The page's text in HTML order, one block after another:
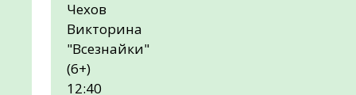
Чехов
Викторина
"Всезнайки"
(6+)
12:40